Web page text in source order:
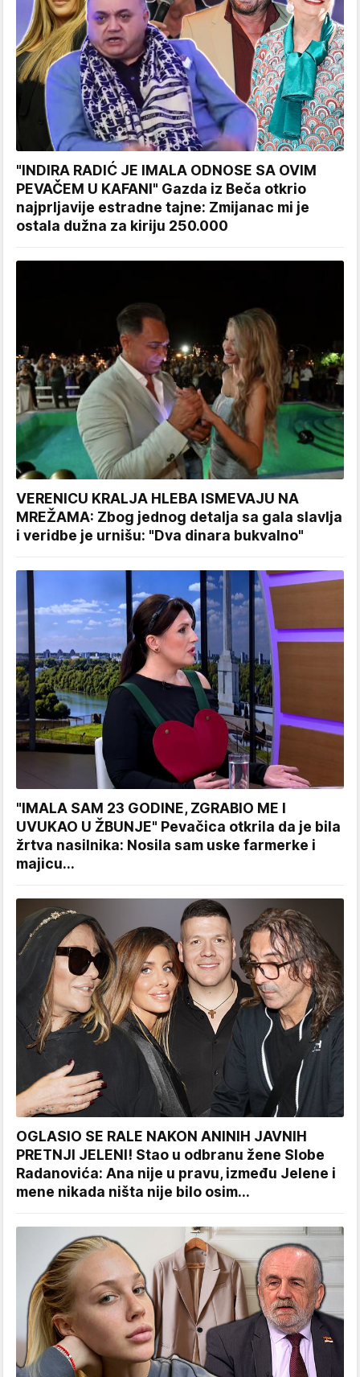
"INDIRA RADIĆ JE IMALA ODNOSE SA OVIM
PEVAČEM U KAFANI" Gazda iz Beča otkrio
najprljavije estradne tajne: Zmijanac mi je
ostala dužna za kiriju 250.000
VERENICU KRALJA HLEBA ISMEVAJU NA
MREŽAMA: Zbog jednog detalja sa gala slavlja
i veridbe je urnišu: "Dva dinara bukvalno"
"IMALA SAM 23 GODINE, ZGRABIO ME I
UVUKAO U ŽBUNJE" Pevačica otkrila da je bila
žrtva nasilnika: Nosila sam uske farmerke i
majicu...
OGLASIO SE RALE NAKON ANINIH JAVNIH
PRETNJI JELENI! Stao u odbranu žene Slobe
Radanovića: Ana nije u pravu, između Jelene i
mene nikada ništa nije bilo osim...